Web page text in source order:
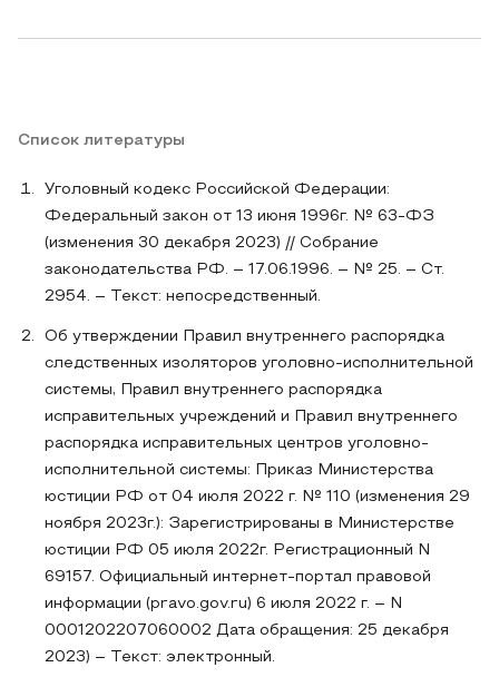
Список литературы
Уголовный кодекс Российской Федерации:
Федеральный закон от 13 июня 1996г. № 63-ФЗ
(изменения 30 декабря 2023) // Собрание
законодательства РФ. – 17.06.1996. – № 25. – Ст.
2954. – Текст: непосредственный.
Об утверждении Правил внутреннего распорядка
следственных изоляторов уголовно-исполнительной
системы, Правил внутреннего распорядка
исправительных учреждений и Правил внутреннего
распорядка исправительных центров уголовно-
исполнительной системы: Приказ Министерства
юстиции РФ от 04 июля 2022 г. № 110 (изменения 29
ноября 2023г.): Зарегистрированы в Министерстве
юстиции РФ 05 июля 2022г. Регистрационный N
69157. Официальный интернет-портал правовой
информации (pravo.gov.ru) 6 июля 2022 г. – N
0001202207060002 Дата обращения: 25 декабря
2023) – Текст: электронный.